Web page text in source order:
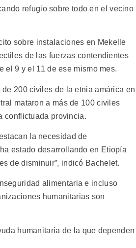
refugio sobre todo en el vecino
sobre instalaciones en Mekelle
de las fuerzas contendientes
el 9 y el 11 de ese mismo mes.
200 civiles de la etnia amárica en
mataron a más de 100 civiles
conflictuada provincia.
la necesidad de
estado desarrollando en Etiopía
de disminuir”, indicó Bachelet.
alimentaria e incluso
humanitarias son
humanitaria de la que dependen